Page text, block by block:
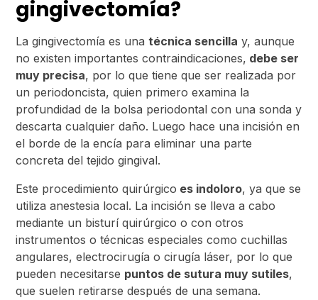
gingivectomía?
La gingivectomía es unatécnica sencilla y, aunque
no existen importantes contraindicaciones, debe ser
muy precisa, por lo que tiene que ser realizada por
un periodoncista, quien primero examina la
profundidad de la bolsa periodontal con una sonda y
descarta cualquier daño. Luego hace una incisión en
el borde de la encía para eliminar una parte
concreta del tejido gingival.
Este procedimiento quirúrgico es indoloro, ya que se
utiliza anestesia local. La incisión se lleva a cabo
mediante un bisturí quirúrgico o con otros
instrumentos o técnicas especiales como cuchillas
angulares, electrocirugía o cirugía láser, por lo que
pueden necesitarse puntos de sutura muy sutiles,
que suelen retirarse después de una semana.